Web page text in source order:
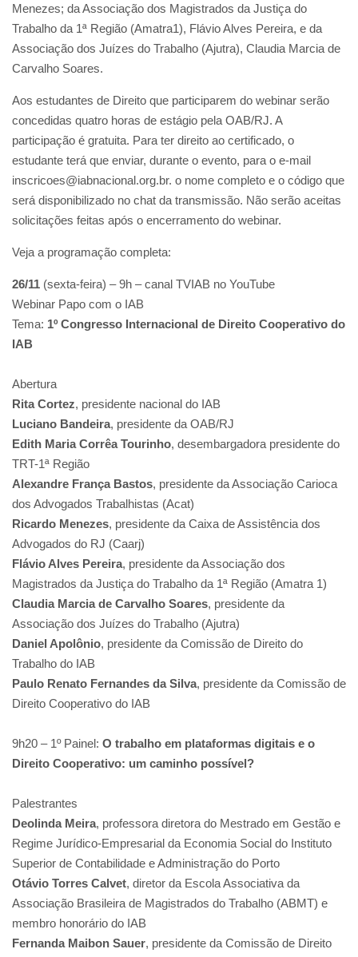
Menezes; da Associação dos Magistrados da Justiça do
Trabalho da 1ª Região (Amatra1), Flávio Alves Pereira, e da
Associação dos Juízes do Trabalho (Ajutra), Claudia Marcia de
Carvalho Soares.
Aos estudantes de Direito que participarem do webinar serão
concedidas quatro horas de estágio pela OAB/RJ. A
participação é gratuita. Para ter direito ao certificado, o
estudante terá que enviar, durante o evento, para o e-mail
inscricoes@iabnacional.org.br. o nome completo e o código que
será disponibilizado no chat da transmissão. Não serão aceitas
solicitações feitas após o encerramento do webinar.
Veja a programação completa:
26/11 (sexta-feira) – 9h – canal TVIAB no YouTube
Webinar Papo com o IAB
Tema: 1º Congresso Internacional de Direito Cooperativo do
IAB
Abertura
Rita Cortez, presidente nacional do IAB
Luciano Bandeira, presidente da OAB/RJ
Edith Maria Corrêa Tourinho, desembargadora presidente do
TRT-1ª Região
Alexandre França Bastos, presidente da Associação Carioca
dos Advogados Trabalhistas (Acat)
Ricardo Menezes, presidente da Caixa de Assistência dos
Advogados do RJ (Caarj)
Flávio Alves Pereira, presidente da Associação dos
Magistrados da Justiça do Trabalho da 1ª Região (Amatra 1)
Claudia Marcia de Carvalho Soares, presidente da
Associação dos Juízes do Trabalho (Ajutra)
Daniel Apolônio, presidente da Comissão de Direito do
Trabalho do IAB
Paulo Renato Fernandes da Silva, presidente da Comissão de
Direito Cooperativo do IAB
9h20 – 1º Painel: O trabalho em plataformas digitais e o
Direito Cooperativo: um caminho possível?
Palestrantes
Deolinda Meira, professora diretora do Mestrado em Gestão e
Regime Jurídico-Empresarial da Economia Social do Instituto
Superior de Contabilidade e Administração do Porto
Otávio Torres Calvet, diretor da Escola Associativa da
Associação Brasileira de Magistrados do Trabalho (ABMT) e
membro honorário do IAB
Fernanda Maibon Sauer, presidente da Comissão de Direito